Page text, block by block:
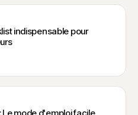
: La
indispensable pour